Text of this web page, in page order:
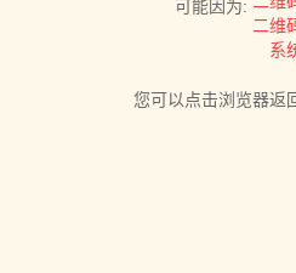
可能因为:
二维
系
您可以点击浏览器返